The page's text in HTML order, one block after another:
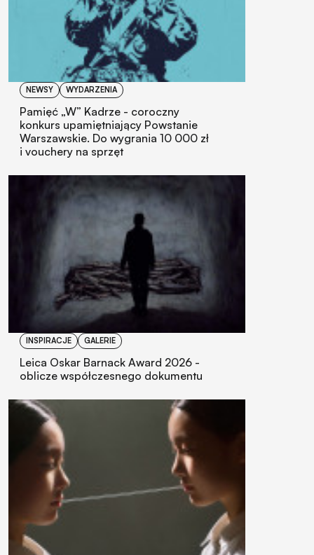
NEWSY WYDARZENIA
Pamięć „W” Kadrze - coroczny
konkurs upamiętniający Powstanie
Warszawskie. Do wygrania 10 000 zł
i vouchery na sprzęt
INSPIRACJE GALERIE
Leica Oskar Barnack Award 2026 -
oblicze współczesnego dokumentu